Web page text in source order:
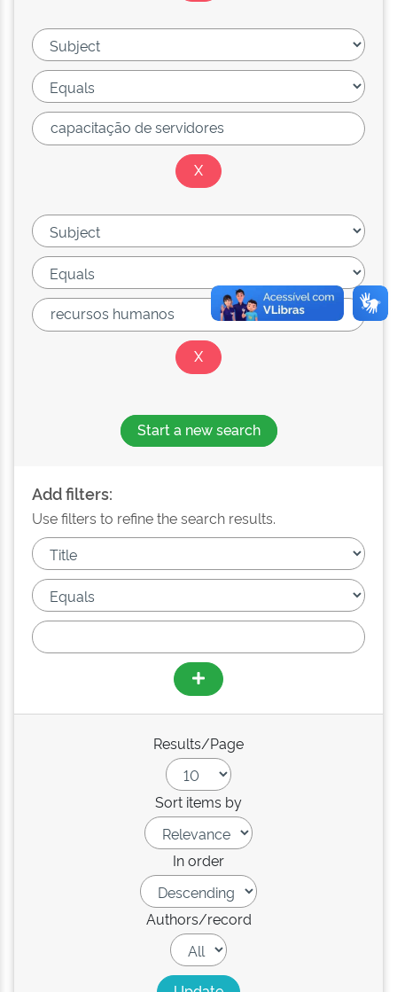
Start a new search
Add filters:
Use filters to refine the search results.
Results/Page
Sort items by
In order
Authors/record